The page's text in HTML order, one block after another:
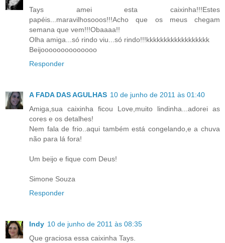
Tays amei esta caixinha!!!Estes
papéis...maravilhosooos!!!Acho que os meus chegam
semana que vem!!!Obaaaa!!
Olha amiga...só rindo viu...só rindo!!!kkkkkkkkkkkkkkkkkk
Beijoooooooooooooo
Responder
A FADA DAS AGULHAS 10 de junho de 2011 às 01:40
Amiga,sua caixinha ficou Love,muito lindinha...adorei as
cores e os detalhes!
Nem fala de frio..aqui também está congelando,e a chuva
não para lá fora!
Um beijo e fique com Deus!
Simone Souza
Responder
Indy 10 de junho de 2011 às 08:35
Que graciosa essa caixinha Tays.